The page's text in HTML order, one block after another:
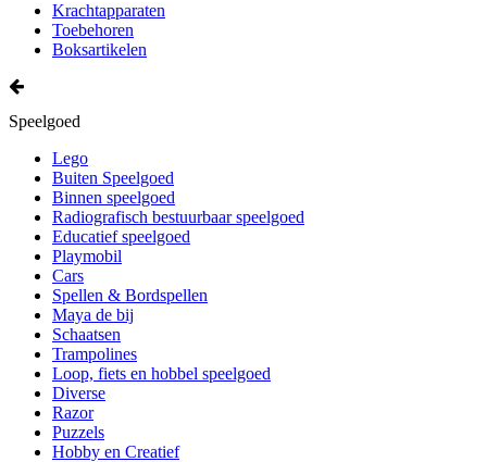
Krachtapparaten
Toebehoren
Boksartikelen
Speelgoed
Lego
Buiten Speelgoed
Binnen speelgoed
Radiografisch bestuurbaar speelgoed
Educatief speelgoed
Playmobil
Cars
Spellen & Bordspellen
Maya de bij
Schaatsen
Trampolines
Loop, fiets en hobbel speelgoed
Diverse
Razor
Puzzels
Hobby en Creatief